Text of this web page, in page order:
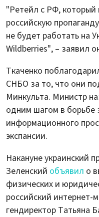
"Ретейл с РФ, который
российскую
не будет работать на
Wildberries", – заявил
Ткаченко
СНБО за то, что они
Минкульта. Министр
одним шагом в борьбе
информационного
экспансии.
Накануне украинский
Зеленский объявил о
физических и
российский интернет-
гендиректор Татьяна